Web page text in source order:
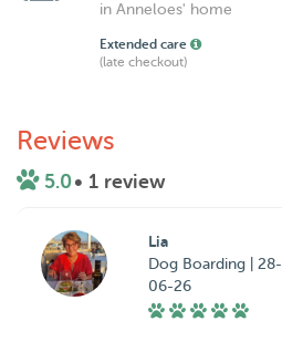
in Anneloes' home
Extended care
(late checkout)
Reviews
5.0• 1 review
Lia
Dog Boarding | 28-
06-26